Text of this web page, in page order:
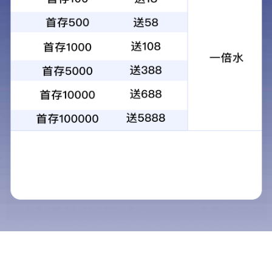
昆光10X50大广角防水保罗望远镜高倍高